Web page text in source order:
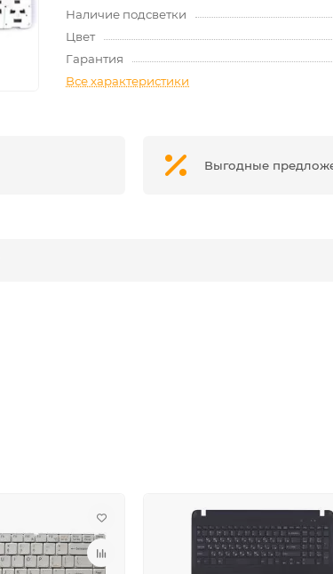
Наличие подсветки
Цвет
Гарантия
Все характеристики
Выгодные